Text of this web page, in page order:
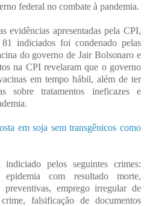
federal no combate à pandemia.
evidências apresentadas pela CPI,
indiciados foi condenado pelas
do governo de Jair Bolsonaro e
na CPI revelaram que o governo
em tempo hábil, além de ter
sobre tratamentos ineficazes e
em soja sem transgênicos como
pelos seguintes crimes:
epidemia com resultado morte,
emprego irregular de
falsificação de documentos